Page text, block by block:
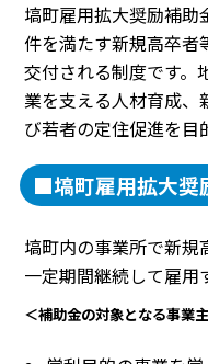
塙町雇用拡大奨励補助
件を満たす新規高卒者
交付される制度です。
業を支える人材育成、
び若者の定住促進を目
■塙町雇用拡大奨
塙町内の事業所で新規
一定期間継続して雇用
＜補助金の対象となる事業